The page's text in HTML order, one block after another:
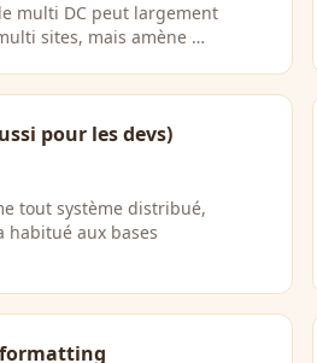
multi DC peut largement
sites, mais amène …
pour les devs)
tout système distribué,
aux bases